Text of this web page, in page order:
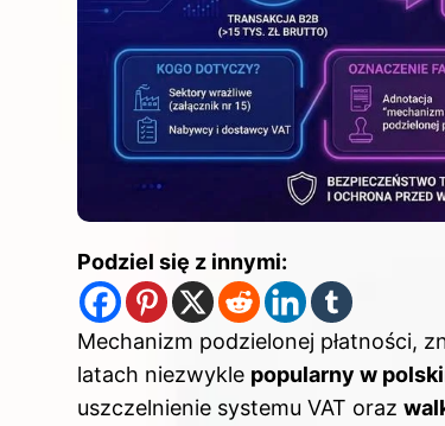
Podziel się z innymi:
Mechanizm podzielonej płatności,
latach niezwykle popularny w
uszczelnienie systemu VAT oraz